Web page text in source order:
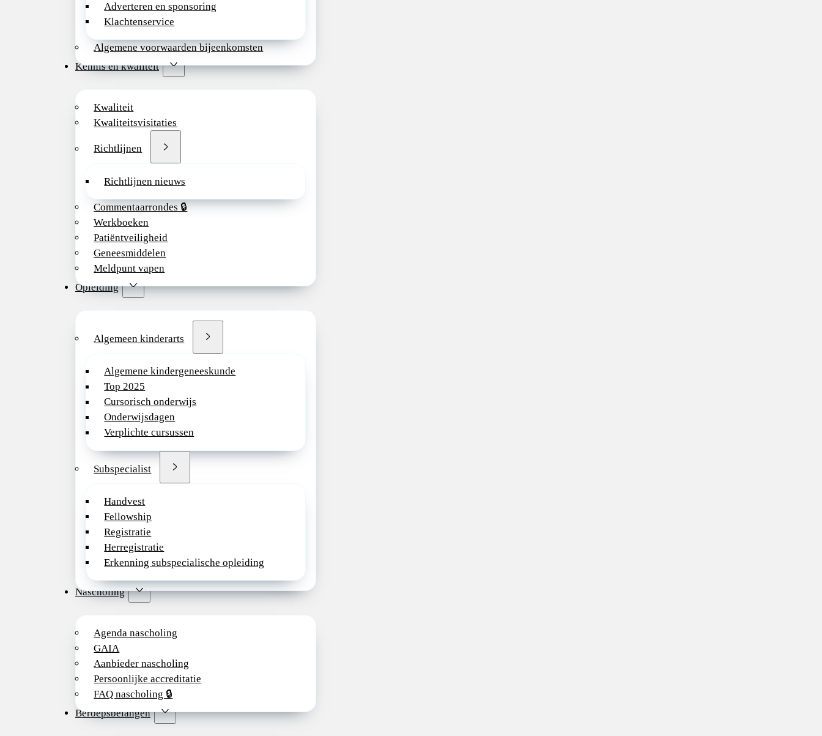
Adverteren en sponsoring
Klachtenservice
Algemene voorwaarden bijeenkomsten
Kennis en kwaliteit
Kwaliteit
Kwaliteitsvisitaties
Richtlijnen
Richtlijnen nieuws
Commentaarrondes 🔒
Werkboeken
Patiëntveiligheid
Geneesmiddelen
Meldpunt vapen
Opleiding
Algemeen kinderarts
Algemene kindergeneeskunde
Top 2025
Cursorisch onderwijs
Onderwijsdagen
Verplichte cursussen
Subspecialist
Handvest
Fellowship
Registratie
Herregistratie
Erkenning subspecialische opleiding
Nascholing
Agenda nascholing
GAIA
Aanbieder nascholing
Persoonlijke accreditatie
FAQ nascholing 🔒
Beroepsbelangen